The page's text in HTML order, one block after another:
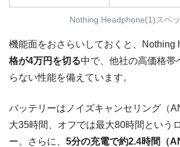
Nothing Headphone(1)スペ
機能面をおさらいしておくと、Nothing
格が4万円を切る中で、他社の高価格帯
らない性能を備えています。
バッテリーはノイズキャンセリング（
大35時間、オフでは最大80時間という
ー。さらに、 5分の充電で約2.4時間（